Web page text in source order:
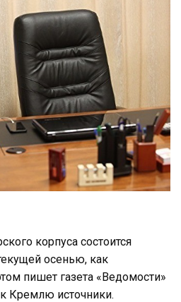
корпуса состоится
осенью, как
пишет газета «Ведомости»
Кремлю источники.